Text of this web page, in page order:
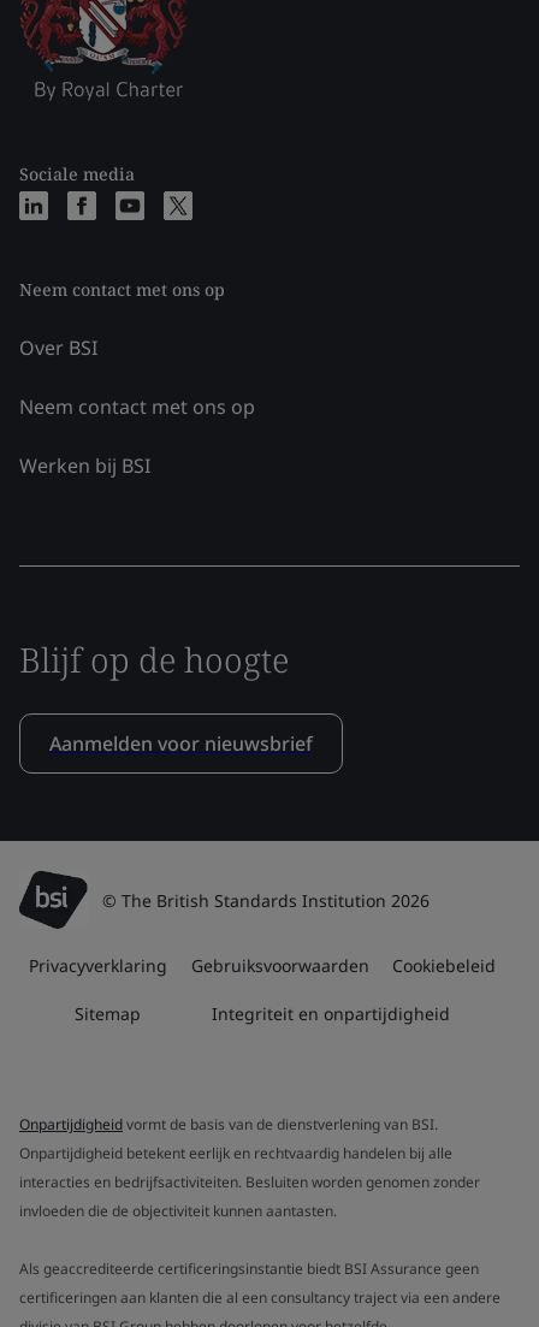
Sociale media
Neem contact met ons op
Over BSI
Neem contact met ons op
Werken bij BSI
Blijf op de hoogte
Aanmelden voor nieuwsbrief
© The British Standards Institution 2026
Privacyverklaring Gebruiksvoorwaarden Cookiebeleid
Sitemap Integriteit en onpartijdigheid
Onpartijdigheidvormt de basis van de dienstverlening van BSI.
Onpartijdigheid betekent eerlijk en rechtvaardig handelen bij alle
interacties en bedrijfsactiviteiten. Besluiten worden genomen zonder
invloeden die de objectiviteit kunnen aantasten.
Als geaccrediteerde certificeringsinstantie biedt BSI Assurance geen
certificeringen aan klanten die al een consultancy traject via een andere